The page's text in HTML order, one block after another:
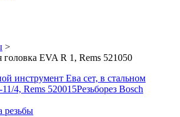
>
головка EVA R 1, Rems 521050
инструмент Ева сет, в стальном
4, Rems 520015Резьборез Bosch
резьбы